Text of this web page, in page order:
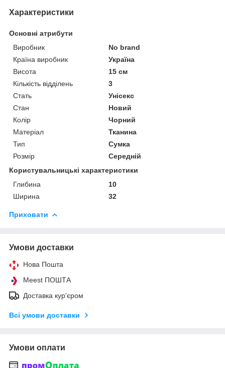
Характеристики
Основні атрибути
Виробник
No brand
Країна виробник
Україна
Висота
15 см
Кількість відділень
3
Стать
Унісекс
Стан
Новий
Колір
Чорний
Матеріал
Тканина
Тип
Сумка
Розмір
Середній
Користувальницькі характеристики
Глибина
10
Ширина
32
Приховати
Умови доставки
Нова Пошта
Meest ПОШТА
Доставка кур'єром
Всі умови доставки
Умови оплати